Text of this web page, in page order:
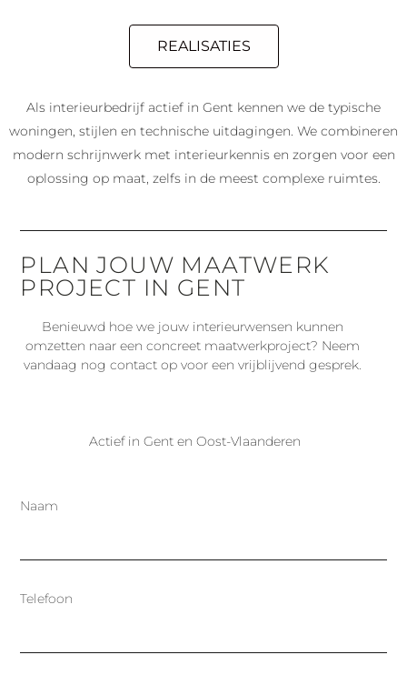
REALISATIES
Als interieurbedrijf actief in Gent kennen we de typische
woningen, stijlen en technische uitdagingen. We combineren
modern schrijnwerk met interieurkennis en zorgen voor een
oplossing op maat, zelfs in de meest complexe ruimtes.
PLAN JOUW MAATWERK
PROJECT IN GENT
Benieuwd hoe we jouw interieurwensen kunnen
omzetten naar een concreet maatwerkproject? Neem
vandaag nog contact op voor een vrijblijvend gesprek.
Actief in Gent en Oost-Vlaanderen
Naam
Telefoon